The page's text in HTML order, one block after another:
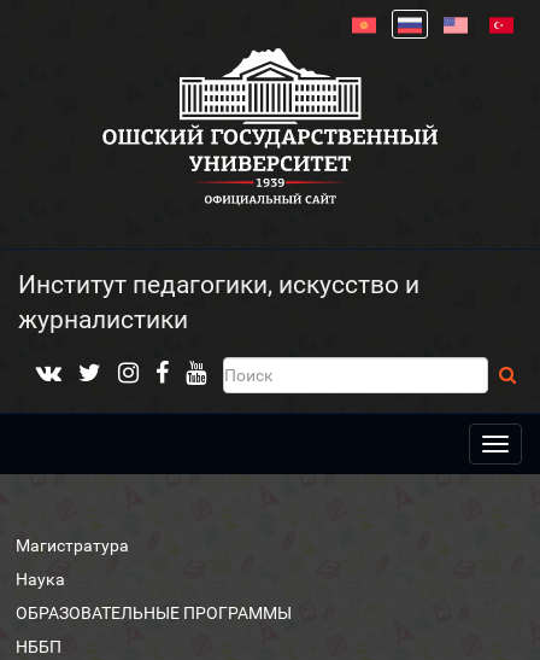
Институт педагогики, искусство и
журналистики
Магистратура
Наука
ОБРАЗОВАТЕЛЬНЫЕ ПРОГРАММЫ
НББП